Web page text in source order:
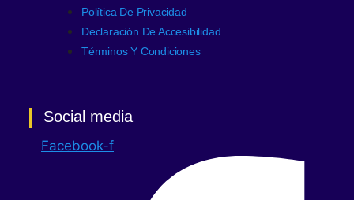
Política De Privacidad
Declaración De Accesibilidad
Términos Y Condiciones
Social media
Facebook-f